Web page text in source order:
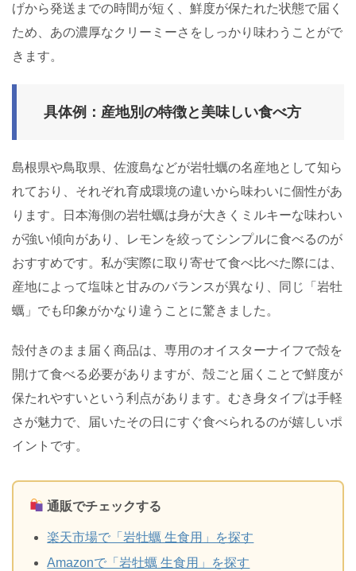
げから発送までの時間が短く、鮮度が保たれた状態で届く
ため、あの濃厚なクリーミーさをしっかり味わうことがで
きます。
具体例：産地別の特徴と美味しい食べ方
島根県や鳥取県、佐渡島などが岩牡蠣の名産地として知ら
れており、それぞれ育成環境の違いから味わいに個性があ
ります。日本海側の岩牡蠣は身が大きくミルキーな味わい
が強い傾向があり、レモンを絞ってシンプルに食べるのが
おすすめです。私が実際に取り寄せて食べ比べた際には、
産地によって塩味と甘みのバランスが異なり、同じ「岩牡
蠣」でも印象がかなり違うことに驚きました。
殻付きのまま届く商品は、専用のオイスターナイフで殻を
開けて食べる必要がありますが、殻ごと届くことで鮮度が
保たれやすいという利点があります。むき身タイプは手軽
さが魅力で、届いたその日にすぐ食べられるのが嬉しいポ
イントです。
通販でチェックする
楽天市場で「岩牡蠣 生食用」を探す
Amazonで「岩牡蠣 生食用」を探す